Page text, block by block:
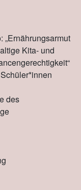
„Ernährungsarmut
Kita- und
des